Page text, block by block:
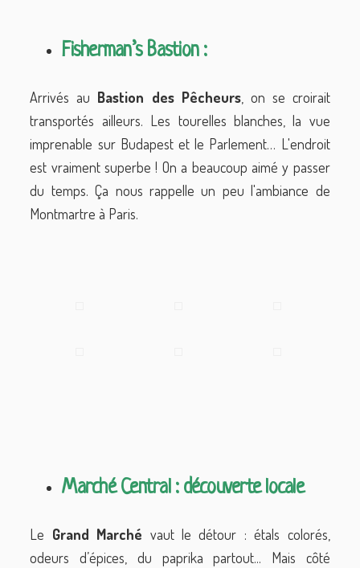
Fisherman’s Bastion :
Arrivés au Bastion des Pêcheurs, on se croirait
transportés ailleurs. Les tourelles blanches, la vue
imprenable sur Budapest et le Parlement… L'endroit
est vraiment superbe ! On a beaucoup aimé y passer
du temps. Ça nous rappelle un peu l'ambiance de
Montmartre à Paris.
Marché Central : découverte locale
Le Grand Marché vaut le détour : étals colorés,
odeurs d’épices, du paprika partout... Mais côté